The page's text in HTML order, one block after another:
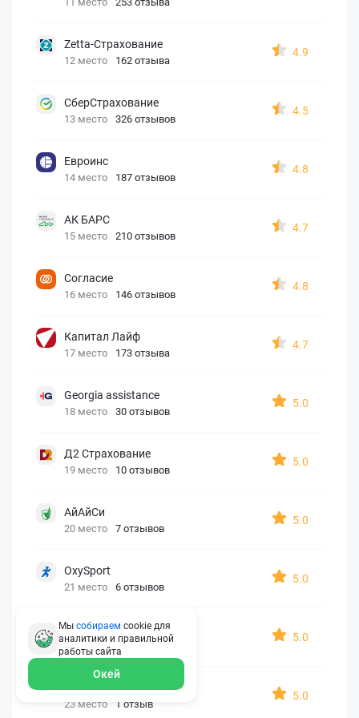
Zetta-Страхование
12 место 162 отзыва
4.9
СберСтрахование
13 место 326 отзывов
4.5
Евроинс
14 место 187 отзывов
4.8
АК БАРС
15 место 210 отзывов
4.7
Согласие
16 место 146 отзывов
4.8
Капитал Лайф
17 место 173 отзыва
4.7
Georgia assistance
18 место 30 отзывов
5.0
Д2 Страхование
19 место 10 отзывов
5.0
АйАйСи
20 место 7 отзывов
5.0
OxySport
21 место 6 отзывов
5.0
ERGO AXA
22 место 2 отзыва
5.0
Oxy Travel Premium
23 место 1 отзыв
5.0
Мы собираем cookie для
аналитики и правильной
работы сайта
Окей